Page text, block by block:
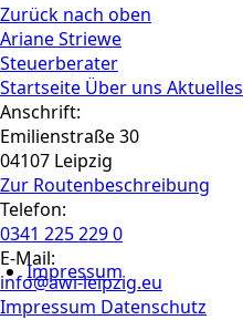
Impressum
Zurück nach oben
Ariane Striewe
Steuerberater
Startseite Über uns Aktuelles
Anschrift:
Emilienstraße 30
04107 Leipzig
Zur Routen­beschreibung
Telefon:
0341 225 229 0
E-Mail:
info@awi-leipzig.eu
Impressum Datenschutz